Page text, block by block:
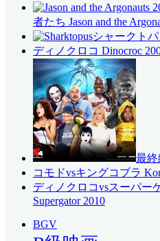
者たち Jason and the
シャークトパ
ディノクロコ Dinocroc
最終
コモドvsキングコブラ
ディノクロコvsスーパー
Supergator 2010
BGV